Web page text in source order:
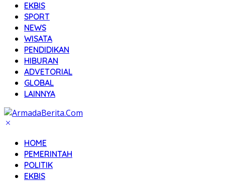
EKBIS
SPORT
NEWS
WISATA
PENDIDIKAN
HIBURAN
ADVETORIAL
GLOBAL
LAINNYA
HOME
PEMERINTAH
POLITIK
EKBIS